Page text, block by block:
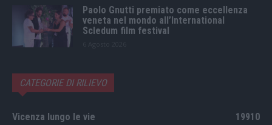
Paolo Gnutti premiato come eccellenza
veneta nel mondo all’International
Scledum film festival
CATEGORIE DI RILIEVO
Vicenza lungo le vie
19910